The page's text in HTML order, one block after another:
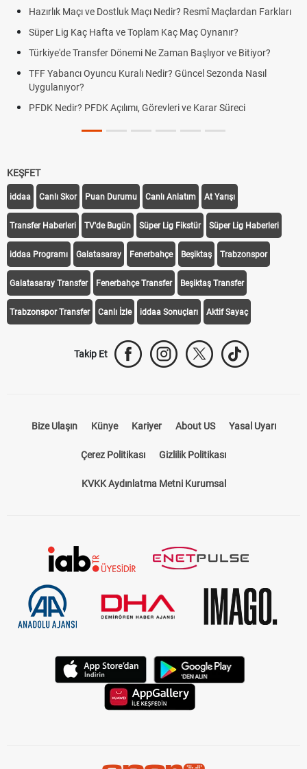
Hazırlık Maçı ve Dostluk Maçı Nedir? Resmî Maçlardan Farkları
Süper Lig Kaç Hafta ve Toplam Kaç Maç Oynanır?
Türkiye'de Transfer Dönemi Ne Zaman Başlıyor ve Bitiyor?
TFF Yabancı Oyuncu Kuralı Nedir? Güncel Sezonda Nasıl
Uygulanıyor?
PFDK Nedir? PFDK Açılımı, Görevleri ve Karar Süreci
KEŞFET
iddaa Canlı Skor Puan Durumu Canlı Anlatım At Yarışı
Transfer Haberleri TV'de Bugün Süper Lig Fikstür Süper Lig Haberleri
iddaa Programı Galatasaray Fenerbahçe Beşiktaş Trabzonspor
Galatasaray Transfer Fenerbahçe Transfer Beşiktaş Transfer
Trabzonspor Transfer Canlı İzle iddaa Sonuçları Aktif Sayaç
Takip Et
Bize Ulaşın Künye Kariyer About US Yasal Uyarı
Çerez Politikası Gizlilik Politikası
KVKK Aydınlatma Metni Kurumsal